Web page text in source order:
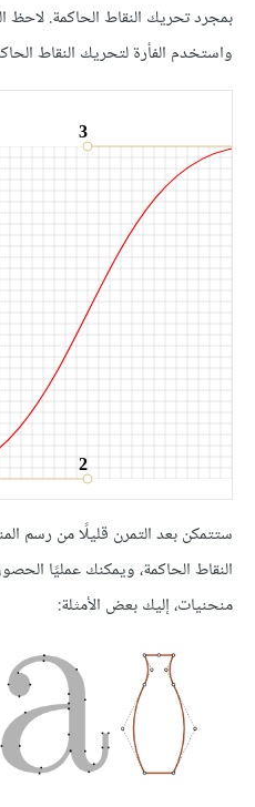
بمجرد تحريك النقاط الحاكمة. لاحظ
واستخدم الفأرة لتحريك النقاط
ستتمكن بعد التمرن قليلًا من رسم
النقاط الحاكمة، ويمكنك عمليًا
منحنيات، إليك بعض الأمثلة: